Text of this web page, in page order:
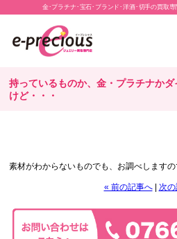
金･プラチナ･宝石･ブランド･洋酒･切手の買取
持っているものか、金・プラチナか
けど・・・
素材がわからないものでも、お調べしますの
« 前の記事へ| 次